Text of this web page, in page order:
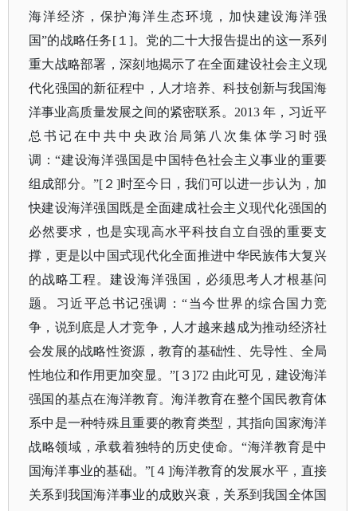
海洋经济，保护海洋生态环境，加快建设海洋强
国”的战略任务[１]。党的二十大报告提出的这一系列
重大战略部署，深刻地揭示了在全面建设社会主义现
代化强国的新征程中，人才培养、科技创新与我国海
洋事业高质量发展之间的紧密联系。2013 年，习近平
总书记在中共中央政治局第八次集体学习时强
调：“建设海洋强国是中国特色社会主义事业的重要
组成部分。”[２]时至今日，我们可以进一步认为，加
快建设海洋强国既是全面建成社会主义现代化强国的
必然要求，也是实现高水平科技自立自强的重要支
撑，更是以中国式现代化全面推进中华民族伟大复兴
的战略工程。建设海洋强国，必须思考人才根基问
题。习近平总书记强调：“当今世界的综合国力竞
争，说到底是人才竞争，人才越来越成为推动经济社
会发展的战略性资源，教育的基础性、先导性、全局
性地位和作用更加突显。”[３]72 由此可见，建设海洋
强国的基点在海洋教育。海洋教育在整个国民教育体
系中是一种特殊且重要的教育类型，其指向国家海洋
战略领域，承载着独特的历史使命。“海洋教育是中
国海洋事业的基础。”[４]海洋教育的发展水平，直接
关系到我国海洋事业的成败兴衰，关系到我国全体国